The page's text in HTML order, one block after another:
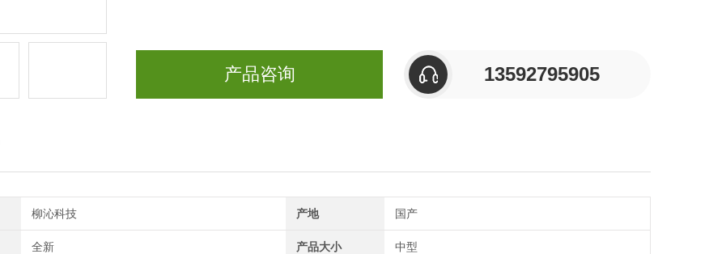
产品咨询 13592795905
柳沁科技 产地 国产
全新 产品大小 中型